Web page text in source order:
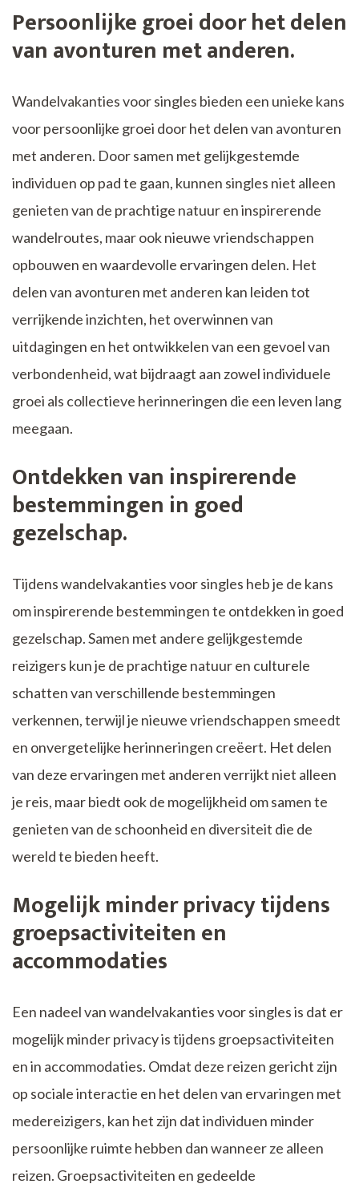
Persoonlijke groei door het delen
van avonturen met anderen.
Wandelvakanties voor singles bieden een unieke kans
voor persoonlijke groei door het delen van avonturen
met anderen. Door samen met gelijkgestemde
individuen op pad te gaan, kunnen singles niet alleen
genieten van de prachtige natuur en inspirerende
wandelroutes, maar ook nieuwe vriendschappen
opbouwen en waardevolle ervaringen delen. Het
delen van avonturen met anderen kan leiden tot
verrijkende inzichten, het overwinnen van
uitdagingen en het ontwikkelen van een gevoel van
verbondenheid, wat bijdraagt aan zowel individuele
groei als collectieve herinneringen die een leven lang
meegaan.
Ontdekken van inspirerende
bestemmingen in goed
gezelschap.
Tijdens wandelvakanties voor singles heb je de kans
om inspirerende bestemmingen te ontdekken in goed
gezelschap. Samen met andere gelijkgestemde
reizigers kun je de prachtige natuur en culturele
schatten van verschillende bestemmingen
verkennen, terwijl je nieuwe vriendschappen smeedt
en onvergetelijke herinneringen creëert. Het delen
van deze ervaringen met anderen verrijkt niet alleen
je reis, maar biedt ook de mogelijkheid om samen te
genieten van de schoonheid en diversiteit die de
wereld te bieden heeft.
Mogelijk minder privacy tijdens
groepsactiviteiten en
accommodaties
Een nadeel van wandelvakanties voor singles is dat er
mogelijk minder privacy is tijdens groepsactiviteiten
en in accommodaties. Omdat deze reizen gericht zijn
op sociale interactie en het delen van ervaringen met
medereizigers, kan het zijn dat individuen minder
persoonlijke ruimte hebben dan wanneer ze alleen
reizen. Groepsactiviteiten en gedeelde